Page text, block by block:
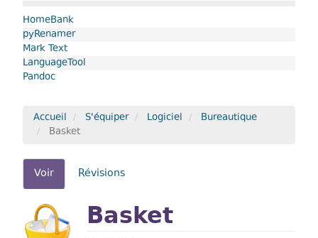
HomeBank
pyRenamer
Mark Text
LanguageTool
Pandoc
Accueil S'équiper Logiciel
Bureautique
Basket
Onglets
principaux
Voir (onglet
actif)
Révisions
Basket